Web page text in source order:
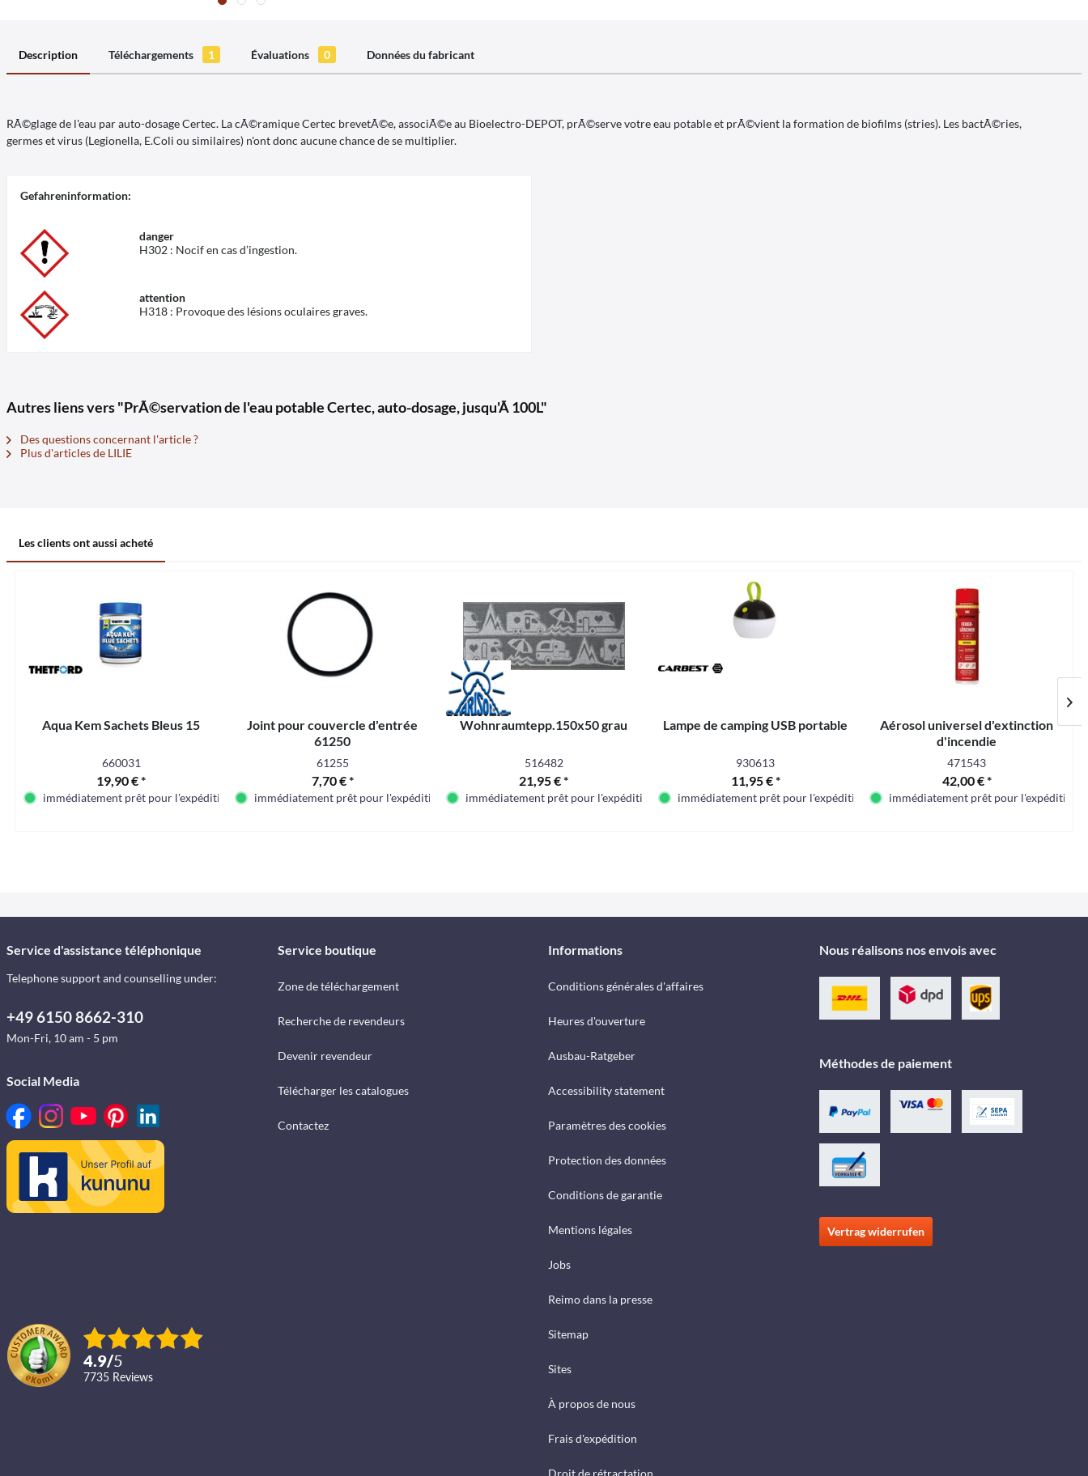
Description Téléchargements 1 Évaluations 0 Données du fabricant
RÃ©glage de l'eau par auto-dosage Certec. La cÃ©ramique Certec brevetÃ©e, associÃ©e au Bioelectro-DEPOT, prÃ©serve votre eau potable et prÃ©vient la formation de biofilms (stries). Les bactÃ©ries,
germes et virus (Legionella, E.Coli ou similaires) n'ont donc aucune chance de se multiplier.
Gefahreninformation:
danger
H302 : Nocif en cas d’ingestion.
attention
H318 : Provoque des lésions oculaires graves.
Autres liens vers "PrÃ©servation de l'eau potable Certec, auto-dosage, jusqu'Ã 100L"
Des questions concernant l'article ?
Plus d'articles de LILIE
Les clients ont aussi acheté
Aqua Kem Sachets Bleus 15
660031
19,90 € *
immédiatement prêt pour l'expédition
Joint pour couvercle d'entrée
61250
61255
7,70 € *
immédiatement prêt pour l'expédition
Wohnraumtepp.150x50 grau
516482
21,95 € *
immédiatement prêt pour l'expédition
Lampe de camping USB portable
930613
11,95 € *
immédiatement prêt pour l'expédition
Aérosol universel d'extinction
d'incendie
471543
42,00 € *
immédiatement prêt pour l'expédition
Service d'assistance téléphonique
Telephone support and counselling under:
+49 6150 8662-310
Mon-Fri, 10 am - 5 pm
Social Media
4.9/5
7735 reviews
Service boutique
Zone de téléchargement
Recherche de revendeurs
Devenir revendeur
Télécharger les catalogues
Contactez
Informations
Conditions générales d'affaires
Heures d'ouverture
Ausbau-Ratgeber
Accessibility statement
Paramètres des cookies
Protection des données
Conditions de garantie
Mentions légales
Jobs
Reimo dans la presse
Sitemap
Sites
À propos de nous
Frais d'expédition
Droit de rétractation
Nous réalisons nos envois avec
Méthodes de paiement
Vertrag widerrufen